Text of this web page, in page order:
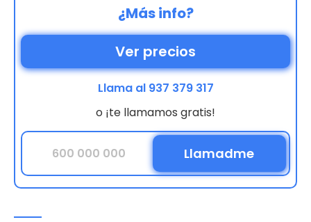
¿Más info?
Ver precios
Llama al 937 379 317
o ¡te llamamos gratis!